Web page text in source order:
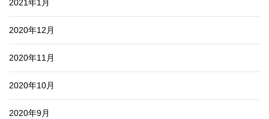
2021年1月
2020年12月
2020年11月
2020年10月
2020年9月